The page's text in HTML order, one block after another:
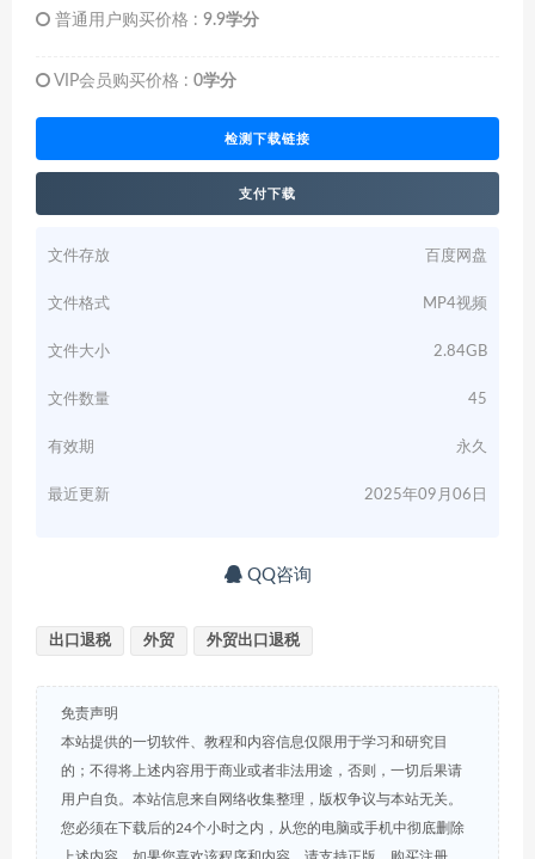
普通用户购买价格 : 9.9学分
VIP会员购买价格 : 0学分
检测下载链接
支付下载
文件存放 百度网盘
文件格式 MP4视频
文件大小 2.84GB
文件数量 45
有效期 永久
最近更新 2025年09月06日
QQ咨询
出口退税 外贸 外贸出口退税
免责声明
本站提供的一切软件、教程和内容信息仅限用于学习和研究目
的；不得将上述内容用于商业或者非法用途，否则，一切后果请
用户自负。本站信息来自网络收集整理，版权争议与本站无关。
您必须在下载后的24个小时之内，从您的电脑或手机中彻底删除